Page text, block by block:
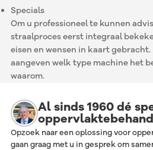
Specials
Om u professioneel te kunnen
straalproces eerst integraal
eisen en wensen in kaart gebracht.
aangeven welk type machine het
waarom.
Al sinds 1960 dé
Opzoek naar een oplossing voor
gaan graag met u in gesprek om